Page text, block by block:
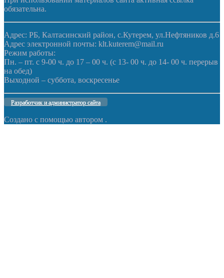
обязательна.
Адрес: РБ, Калтасинский район, с.Кутерем, ул.Нефтяников д.6
Адрес электронной почты: klt.kuterem@mail.ru
Режим работы:
Пн. – пт. с 9-00 ч. до 17 – 00 ч. (с 13- 00 ч. до 14- 00 ч. перерыв
на обед)
Выходной – суббота, воскресенье
Разработчик и администратор сайта
Создано с помощью автором .